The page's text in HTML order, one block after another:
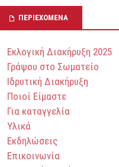
ΠΕΡΙΕΧΌΜΕΝΑ
Εκλογική Διακήρυξη 2025
Γράψου στο Σωματείο
Ιδρυτική Διακήρυξη
Ποιοί Είμαστε
Για καταγγελία
Υλικά
Εκδηλώσεις
Επικοινωνία